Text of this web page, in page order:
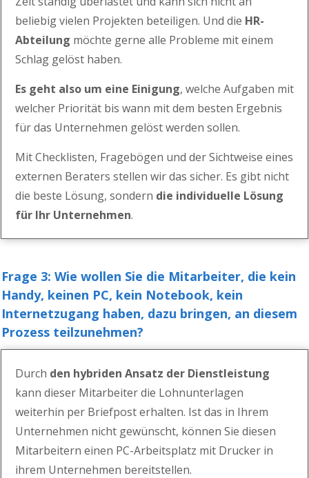
beliebig vielen Projekten beteiligen. Und die HR-
Abteilung möchte gerne alle Probleme mit einem
Schlag gelöst haben.
Es geht also um eine Einigung, welche Aufgaben mit
welcher Priorität bis wann mit dem besten Ergebnis
für das Unternehmen gelöst werden sollen.
Mit Checklisten, Fragebögen und der Sichtweise eines
externen Beraters stellen wir das sicher. Es gibt nicht
die beste Lösung, sondern die individuelle Lösung
für Ihr Unternehmen.
Frage 3: Wie wollen Sie die Mitarbeiter, die kein
Handy, keinen PC, kein Notebook, kein
Internetzugang haben, dazu bringen, an diesem
Prozess teilzunehmen?
Durch den hybriden Ansatz der Dienstleistung
kann dieser Mitarbeiter die Lohnunterlagen
weiterhin per Briefpost erhalten. Ist das in Ihrem
Unternehmen nicht gewünscht, können Sie diesen
Mitarbeitern einen PC-Arbeitsplatz mit Drucker in
ihrem Unternehmen bereitstellen.